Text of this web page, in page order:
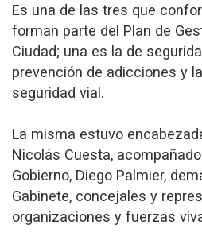
Es una de las tres que
forman parte del Plan de
Ciudad; una es la de
prevención de adicciones y
seguridad vial.
La misma estuvo
Nicolás Cuesta,
Gobierno, Diego Palmier,
Gabinete, concejales y
organizaciones y fuerzas